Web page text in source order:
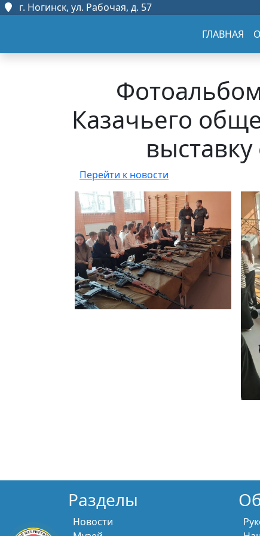
г. Ногинск, ул. Рабочая, д. 57
ГЛАВНАЯ
Казачьего
Перейти к новости
Разделы
Новости